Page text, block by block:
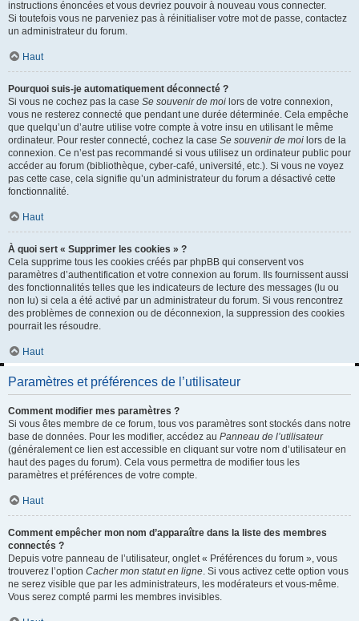
instructions énoncées et vous devriez pouvoir à nouveau vous connecter.
Si toutefois vous ne parveniez pas à réinitialiser votre mot de passe, contactez
un administrateur du forum.
Haut
Pourquoi suis-je automatiquement déconnecté ?
Si vous ne cochez pas la case Se souvenir de moi lors de votre connexion,
vous ne resterez connecté que pendant une durée déterminée. Cela empêche
que quelqu’un d’autre utilise votre compte à votre insu en utilisant le même
ordinateur. Pour rester connecté, cochez la case Se souvenir de moi lors de la
connexion. Ce n’est pas recommandé si vous utilisez un ordinateur public pour
accéder au forum (bibliothèque, cyber-café, université, etc.). Si vous ne voyez
pas cette case, cela signifie qu’un administrateur du forum a désactivé cette
fonctionnalité.
Haut
À quoi sert « Supprimer les cookies » ?
Cela supprime tous les cookies créés par phpBB qui conservent vos
paramètres d’authentification et votre connexion au forum. Ils fournissent aussi
des fonctionnalités telles que les indicateurs de lecture des messages (lu ou
non lu) si cela a été activé par un administrateur du forum. Si vous rencontrez
des problèmes de connexion ou de déconnexion, la suppression des cookies
pourrait les résoudre.
Haut
Paramètres et préférences de l’utilisateur
Comment modifier mes paramètres ?
Si vous êtes membre de ce forum, tous vos paramètres sont stockés dans notre
base de données. Pour les modifier, accédez au Panneau de l’utilisateur
(généralement ce lien est accessible en cliquant sur votre nom d’utilisateur en
haut des pages du forum). Cela vous permettra de modifier tous les
paramètres et préférences de votre compte.
Haut
Comment empêcher mon nom d’apparaître dans la liste des membres
connectés ?
Depuis votre panneau de l’utilisateur, onglet « Préférences du forum », vous
trouverez l’option Cacher mon statut en ligne. Si vous activez cette option vous
ne serez visible que par les administrateurs, les modérateurs et vous-même.
Vous serez compté parmi les membres invisibles.